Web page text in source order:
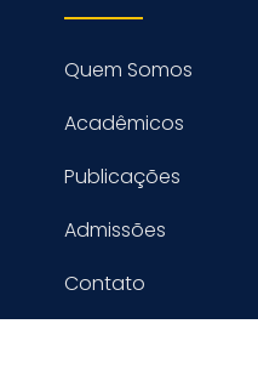
Quem Somos
Acadêmicos
Publicações
Admissões
Contato